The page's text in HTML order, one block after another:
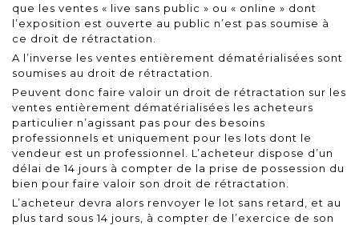
que les ventes « live sans public » ou « online » dont
l’exposition est ouverte au public n’est pas soumise à
ce droit de rétractation.
A l’inverse les ventes entièrement dématérialisées sont
soumises au droit de rétractation.
Peuvent donc faire valoir un droit de rétractation sur les
ventes entièrement dématérialisées les acheteurs
particulier n’agissant pas pour des besoins
professionnels et uniquement pour les lots dont le
vendeur est un professionnel. L’acheteur dispose d’un
délai de 14 jours à compter de la prise de possession du
bien pour faire valoir son droit de rétractation.
L’acheteur devra alors renvoyer le lot sans retard, et au
plus tard sous 14 jours, à compter de l’exercice de son